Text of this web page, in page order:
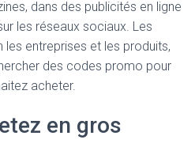
dans des publicités en ligne
les réseaux sociaux. Les
entreprises et les produits,
des codes promo pour
acheter.
en gros